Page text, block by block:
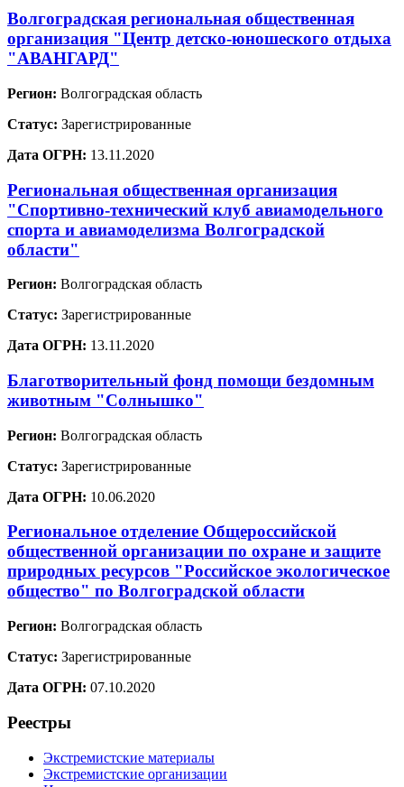
Волгоградская региональная общественная
организация "Центр детско-юношеского отдыха
"АВАНГАРД"
Регион: Волгоградская область
Статус: Зарегистрированные
Дата ОГРН: 13.11.2020
Региональная общественная организация
"Спортивно-технический клуб авиамодельного
спорта и авиамоделизма Волгоградской
области"
Регион: Волгоградская область
Статус: Зарегистрированные
Дата ОГРН: 13.11.2020
Благотворительный фонд помощи бездомным
животным "Солнышко"
Регион: Волгоградская область
Статус: Зарегистрированные
Дата ОГРН: 10.06.2020
Региональное отделение Общероссийской
общественной организации по охране и защите
природных ресурсов "Российское экологическое
общество" по Волгоградской области
Регион: Волгоградская область
Статус: Зарегистрированные
Дата ОГРН: 07.10.2020
Реестры
Экстремистские материалы
Экстремистские организации